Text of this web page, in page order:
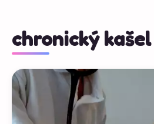
chronický